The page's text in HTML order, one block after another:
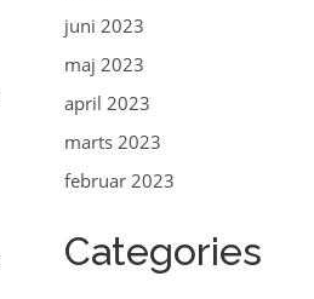
juni 2023
maj 2023
april 2023
marts 2023
februar 2023
Categories